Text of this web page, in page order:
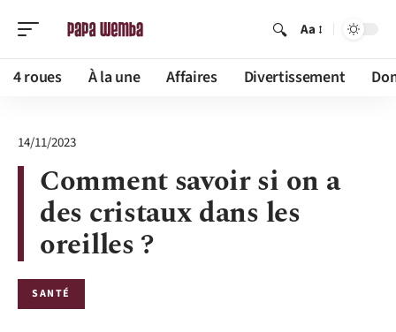
Aa
4 roues À la une Affaires Divertissement
14/11/2023
Comment savoir si on a
des cristaux dans les
oreilles ?
SANTÉ